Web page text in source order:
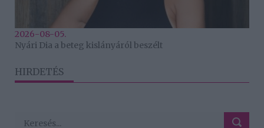
2026-08-05.
Nyári Dia a beteg kislányáról beszélt
HIRDETÉS